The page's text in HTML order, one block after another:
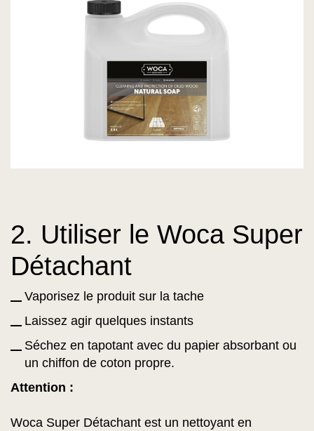
2. Utiliser le Woca Super
Détachant
Vaporisez le produit sur la tache
Laissez agir quelques instants
Séchez en tapotant avec du papier absorbant ou
un chiffon de coton propre.
Attention :
Woca Super Détachant est un nettoyant en